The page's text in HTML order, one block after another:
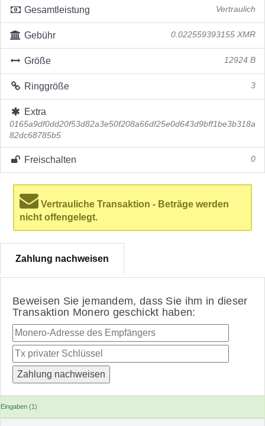
Gesamtleistung Vertraulich
Gebühr 0.022559393155 XMR
Größe 12924 B
Ringgröße 3
Extra
0165a9df0dd20f53d82a3e50f208a66df25e0d643d9bff1be3b318a
82dc68785b5
Freischalten 0
Vertrauliche Transaktion - Beträge werden
nicht offengelegt.
Zahlung nachweisen
Beweisen Sie jemandem, dass Sie ihm in dieser
Transaktion Monero geschickt haben:
Eingaben (1)